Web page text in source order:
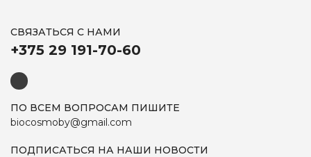
СВЯЗАТЬСЯ С НАМИ
+375 29 191-70-60
ПО ВСЕМ ВОПРОСАМ ПИШИТЕ
biocosmoby@gmail.com
ПОДПИСАТЬСЯ НА НАШИ НОВОСТИ